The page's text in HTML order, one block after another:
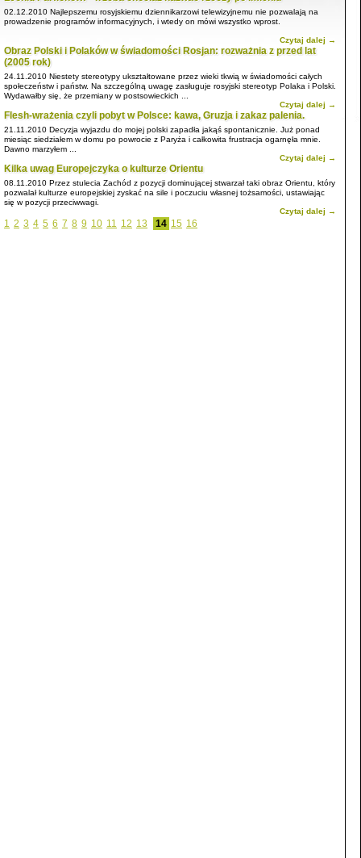
02.12.2010 Najlepszemu rosyjskiemu dziennikarzowi telewizyjnemu nie pozwalają na
prowadzenie programów informacyjnych, i wtedy on mówi wszystko wprost.
Czytaj dalej →
Obraz Polski i Polaków w świadomości Rosjan: rozważnia z przed lat
(2005 rok)
24.11.2010 Niestety stereotypy ukształtowane przez wieki tkwią w świadomości całych
społeczeństw i państw. Na szczególną uwagę zasługuje rosyjski stereotyp Polaka i Polski.
Wydawałby się, że przemiany w postsowieckich ...
Czytaj dalej →
Flesh-wrażenia czyli pobyt w Polsce: kawa, Gruzja i zakaz palenia.
21.11.2010 Decyzja wyjazdu do mojej polski zapadła jakąś spontanicznie. Już ponad
miesiąc siedziałem w domu po powrocie z Paryża i całkowita frustracja ogarnęła mnie.
Dawno marzyłem ...
Czytaj dalej →
Kilka uwag Europejczyka o kulturze Orientu
08.11.2010 Przez stulecia Zachód z pozycji dominującej stwarzał taki obraz Orientu, który
pozwalał kulturze europejskiej zyskać na sile i poczuciu własnej tożsamości, ustawiając
się w pozycji przeciwwagi.
Czytaj dalej →
1 2 3 4 5 6 7 8 9 10 11 12 13 14 15 16